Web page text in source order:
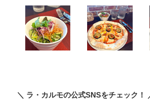
＼ ラ・カルモの公式SNSをチェック！